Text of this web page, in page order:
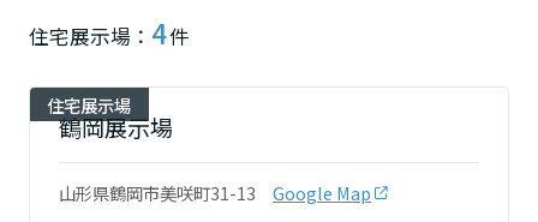
インテリア
店舗・各種施設
土地活用モデルルーム見学
リフォームメニュー
複合開発事業（ASMACI-アスマチ-）
再開発・官民連携事業
分譲マンション開発事業
オーナーサポート
サポートメニュー
企業・IR情報
展示場・イベント情報
カタログ請求
住宅展示場： 4件
住宅展示場
鶴岡展示場
山形県鶴岡市美咲町31-13 Google Map
青森県
岩手県
宮城県